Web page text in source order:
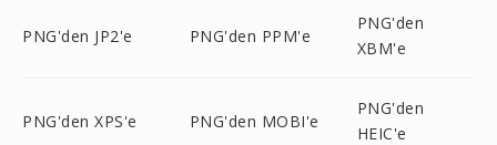
PNG'den JP2'e PNG'den PPM'e
PNG'den
XBM'e
PNG'den XPS'e PNG'den MOBI'e
PNG'den
HEIC'e